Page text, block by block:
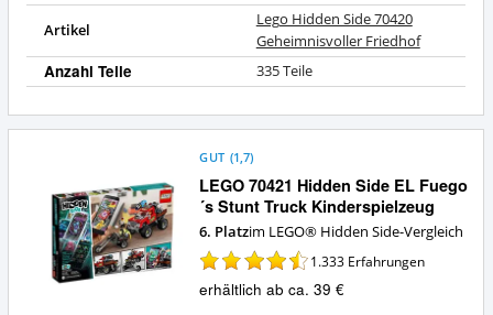
Artikel
Lego Hidden Side 70420
Geheimnisvoller Friedhof
Anzahl Teile 335 Teile
LEGO 70421 Hidden Side EL Fuego
´s Stunt Truck Kinderspielzeug
GUT (1,7)
6. Platzim LEGO® Hidden Side-Vergleich
1.333 Erfahrungen
erhältlich ab ca. 39 €